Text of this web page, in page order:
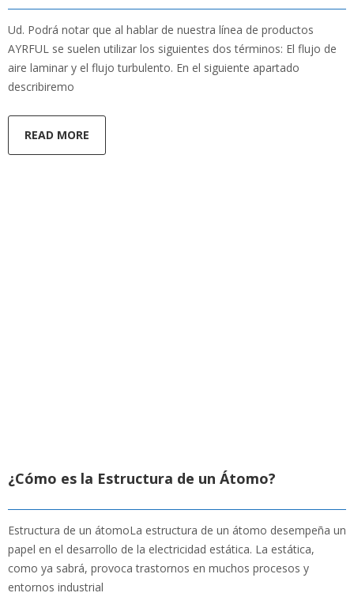
Ud. Podrá notar que al hablar de nuestra línea de productos
AYRFUL se suelen utilizar los siguientes dos términos: El flujo de
aire laminar y el flujo turbulento. En el siguiente apartado
describiremo
READ MORE
¿Cómo es la Estructura de un Átomo?
Estructura de un átomoLa estructura de un átomo desempeña un
papel en el desarrollo de la electricidad estática. La estática,
como ya sabrá, provoca trastornos en muchos procesos y
entornos industrial